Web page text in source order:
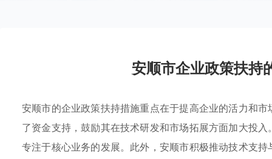
安顺市企业政策扶持
安顺市的企业政策扶持措施重点在于提高企业的活力和
了资金支持，鼓励其在技术研发和市场拓展方面加大投入
专注于核心业务的发展。此外，安顺市积极推动技术支